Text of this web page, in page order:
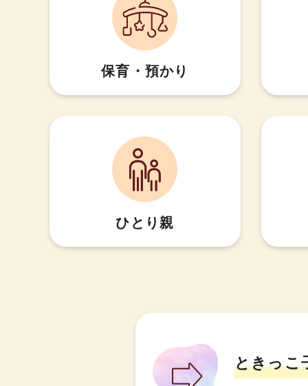
保育・預かり
ひとり親
ときっこ